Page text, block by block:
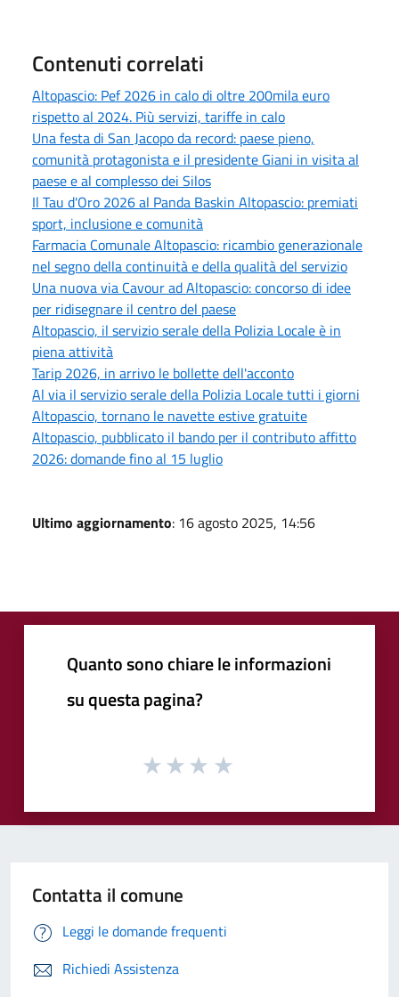
Contenuti correlati
Altopascio: Pef 2026 in calo di oltre 200mila euro
rispetto al 2024. Più servizi, tariffe in calo
Una festa di San Jacopo da record: paese pieno,
comunità protagonista e il presidente Giani in visita al
paese e al complesso dei Silos
Il Tau d'Oro 2026 al Panda Baskin Altopascio: premiati
sport, inclusione e comunità
Farmacia Comunale Altopascio: ricambio generazionale
nel segno della continuità e della qualità del servizio
Una nuova via Cavour ad Altopascio: concorso di idee
per ridisegnare il centro del paese
Altopascio, il servizio serale della Polizia Locale è in
piena attività
Tarip 2026, in arrivo le bollette dell'acconto
Al via il servizio serale della Polizia Locale tutti i giorni
Altopascio, tornano le navette estive gratuite
Altopascio, pubblicato il bando per il contributo affitto
2026: domande fino al 15 luglio
Ultimo aggiornamento: 16 agosto 2025, 14:56
Quanto sono chiare le informazioni
su questa pagina?
Contatta il comune
Leggi le domande frequenti
Richiedi Assistenza